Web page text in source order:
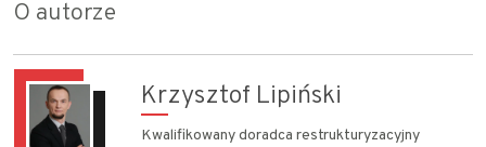
O autorze
Krzysztof Lipiński
Kwalifikowany doradca restrukturyzacyjny